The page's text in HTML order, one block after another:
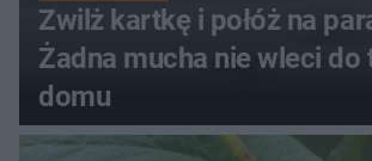
Zwilż kartkę i połóż na
Żadna mucha nie wleci do
domu